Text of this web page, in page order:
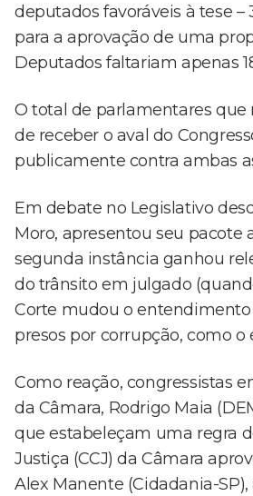
deputados favoráveis à tese –
para a aprovação de uma
Deputados faltariam apenas
O total de parlamentares que
de receber o aval do
publicamente contra ambas
Em debate no Legislativo
Moro, apresentou seu pacote
segunda instância ganhou
do trânsito em julgado
Corte mudou o entendimento
presos por corrupção, como
Como reação, congressistas
da Câmara, Rodrigo Maia
que estabeleçam uma regra
Justiça (CCJ) da Câmara
Alex Manente (Cidadania-